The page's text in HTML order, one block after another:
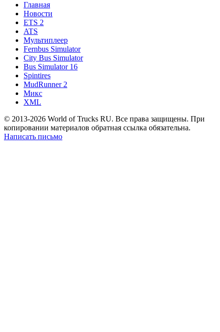
Главная
Новости
ETS 2
ATS
Мультиплеер
Fernbus Simulator
City Bus Simulator
Bus Simulator 16
Spintires
MudRunner 2
Микс
XML
© 2013-2026 World of Trucks RU. Все права защищены. При
копировании материалов обратная ссылка обязательна.
Написать письмо